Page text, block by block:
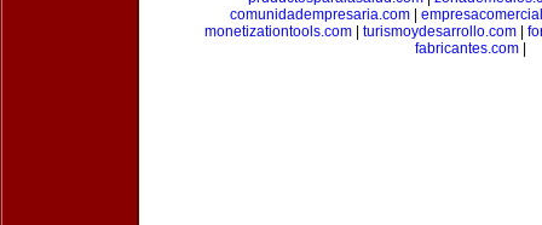
comunidadempresaria.com
monetizationtools.com| turismoydesarrollo.com|
fabricantes.com